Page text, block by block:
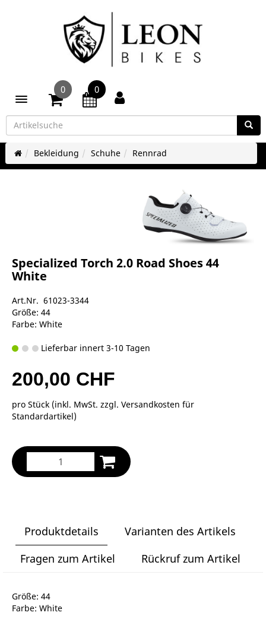
Toggle navigation
0 0
Bekleidung Schuhe Rennrad
Specialized Torch 2.0 Road Shoes 44
White
Art.Nr. 61023-3344
Größe: 44
Farbe: White
Lieferbar innert 3-10 Tagen
200,00 CHF
pro Stück (inkl. MwSt. zzgl. Versandkosten für
Standardartikel)
Produktdetails
Varianten des Artikels
Fragen zum Artikel
Rückruf zum Artikel
Größe: 44
Farbe: White